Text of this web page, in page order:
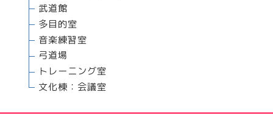
武道館
多目的室
音楽練習室
弓道場
トレーニング室
文化棟：会議室